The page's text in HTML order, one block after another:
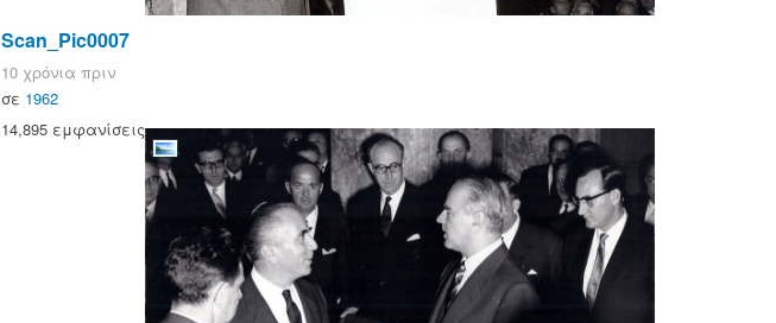
Scan_Pic0007
10 χρόνια πριν
σε 1962
14,895 εμφανίσεις